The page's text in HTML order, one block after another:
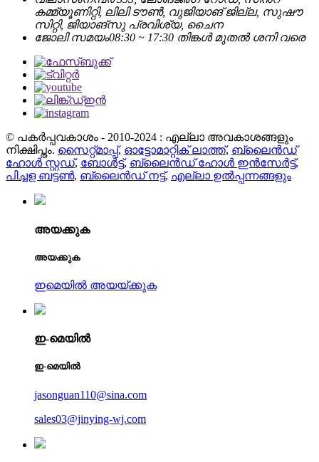
കമ്മ്യൂണിറ്റി, ലിലി ടൗൺ, വുജിയാങ് ജില്ല, സുഷൗ
സിറ്റി, ജിയാങ്‌സു പ്രവിശ്യ, ചൈന
ജോലി സമയം08:30 ~ 17:30 തിങ്കൾ മുതൽ ശനി വരെ
© പകർപ്പവകാശം - 2010-2024 : എല്ലാ അവകാശങ്ങളും
നിക്ഷിപ്തം. സൈറ്റ്മാപ്പ്, ഓട്ടോമാറ്റിക് ലാത്ത്, ബ്ലൈൻഡ്
ഹോൾ സ്റ്റഡ്, ബോൾട്ട്, ബ്ലൈൻഡ് ഹോൾ ഇൻസേർട്ട്,
പിച്ചള ബട്ടൺ, ബ്ലൈൻഡ് നട്ട്, എല്ലാ ഉൽപ്പന്നങ്ങളും
അയക്കുക
അയക്കുക
ഇമെയിൽ അയയ്ക്കുക
ഇ-മെയിൽ
ഇ-മെയിൽ
jasonguan110@sina.com
sales03@jinying-wj.com